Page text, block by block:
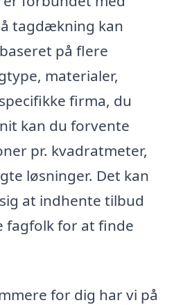
tagdækning kan
på flere
materialer,
firma, du
kan du forvente
pr. kvadratmeter,
løsninger. Det kan
at indhente tilbud
fagfolk for at finde
for dig har vi på